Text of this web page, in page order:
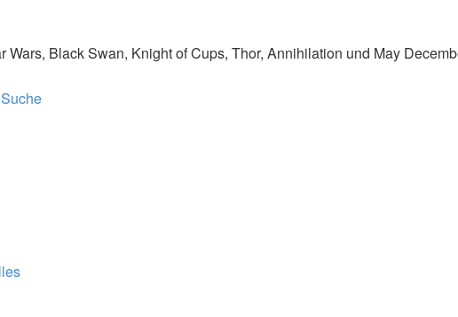
Black Swan, Knight of Cups, Thor, Annihilation und May